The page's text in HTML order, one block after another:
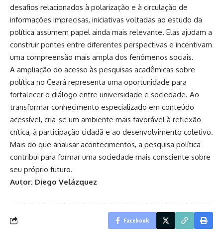
desafios relacionados à polarização e à circulação de
informações imprecisas, iniciativas voltadas ao estudo da
política assumem papel ainda mais relevante. Elas ajudam a
construir pontes entre diferentes perspectivas e incentivam
uma compreensão mais ampla dos fenômenos sociais.
A ampliação do acesso às pesquisas acadêmicas sobre
política no Ceará representa uma oportunidade para
fortalecer o diálogo entre universidade e sociedade. Ao
transformar conhecimento especializado em conteúdo
acessível, cria-se um ambiente mais favorável à reflexão
crítica, à participação cidadã e ao desenvolvimento coletivo.
Mais do que analisar acontecimentos, a pesquisa política
contribui para formar uma sociedade mais consciente sobre
seu próprio futuro.
Autor: Diego Velázquez
Facebook